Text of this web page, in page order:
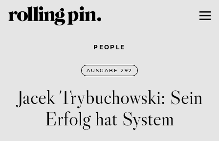
PEOPLE
AUSGABE 292
Jacek Trybuchowski: Sein
Erfolg hat System